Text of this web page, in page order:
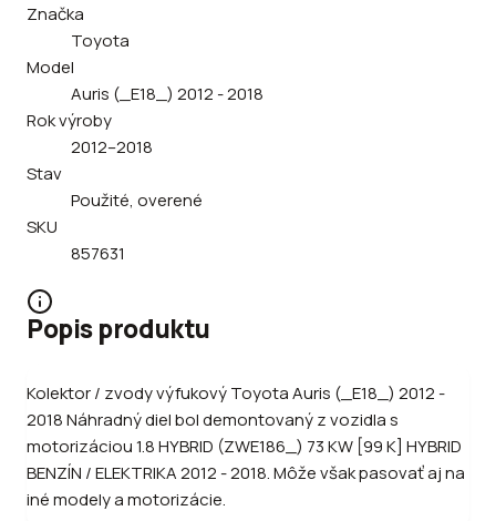
Značka
Toyota
Model
Auris (_E18_) 2012 - 2018
Rok výroby
2012–2018
Stav
Použité, overené
SKU
857631
Popis produktu
Kolektor / zvody výfukový Toyota Auris (_E18_) 2012 -
2018 Náhradný diel bol demontovaný z vozidla s
motorizáciou 1.8 HYBRID (ZWE186_) 73 KW [99 K] HYBRID
BENZÍN / ELEKTRIKA 2012 - 2018. Môže však pasovať aj na
iné modely a motorizácie.